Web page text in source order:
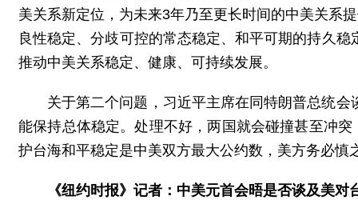
美关系新定位，为未来3年乃至更长时间的中美关系
良性稳定、分歧可控的常态稳定、和平可期的持久
推动中美关系稳定、健康、可持续发展。
关于第二个问题，习近平主席在同特朗普总统
能保持总体稳定。处理不好，两国就会碰撞甚至冲
护台海和平稳定是中美双方最大公约数，美方务必慎
《纽约时报》记者：中美元首会晤是否谈及美对